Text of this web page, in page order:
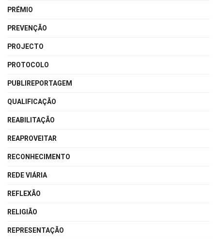
PRÉMIO
PREVENÇÃO
PROJECTO
PROTOCOLO
PUBLIREPORTAGEM
QUALIFICAÇÃO
REABILITAÇÃO
REAPROVEITAR
RECONHECIMENTO
REDE VIÁRIA
REFLEXÃO
RELIGIÃO
REPRESENTAÇÃO